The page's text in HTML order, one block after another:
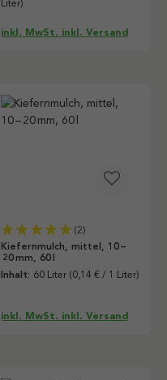
Liter)
inkl. MwSt. inkl. Versand
(2)
Kiefernmulch, mittel, 10 –
20 mm, 60 l
Inhalt: 60 Liter (0,14 € / 1 Liter)
inkl. MwSt. inkl. Versand